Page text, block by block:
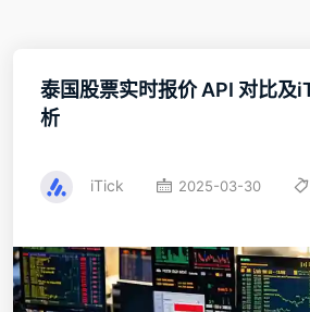
泰国股票实时报价 API 对比及
析
iTick 2025-03-30